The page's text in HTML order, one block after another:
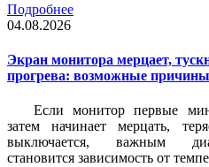
Подробнее
04.08.2026
Экран монитора мерцает,
прогрева: возможные причины
Если монитор первые
затем начинает мерцать,
выключается, важным
становится зависимость от